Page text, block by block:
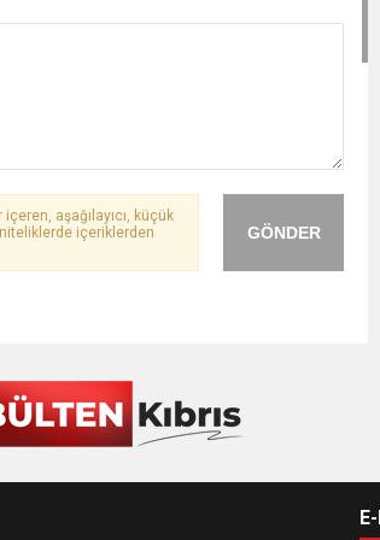
GÖNDER
aşağılayıcı, küçük
içeriklerden